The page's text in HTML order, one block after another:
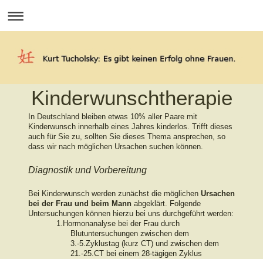
Kinderwunschtherapie
In Deutschland bleiben etwas 10% aller Paare mit
Kinderwunsch innerhalb eines Jahres kinderlos. Trifft dieses
auch für Sie zu, sollten Sie dieses Thema ansprechen, so
dass wir nach möglichen Ursachen suchen können.
Diagnostik und Vorbereitung
Bei Kinderwunsch werden zunächst die möglichen Ursachen
bei der Frau und beim Mann abgeklärt. Folgende
Untersuchungen können hierzu bei uns durchgeführt werden:
1. Hormonanalyse bei der Frau durch
Blutuntersuchungen zwischen dem
3.-5.Zyklustag (kurz CT) und zwischen dem
21.-25.CT bei einem 28-tägigen Zyklus